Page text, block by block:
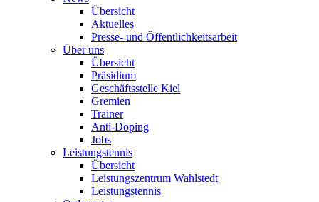
Übersicht
Aktuelles
Presse- und Öffentlichkeitsarbeit
Über uns
Übersicht
Präsidium
Geschäftsstelle Kiel
Gremien
Trainer
Anti-Doping
Jobs
Leistungstennis
Übersicht
Leistungszentrum Wahlstedt
Leistungstennis